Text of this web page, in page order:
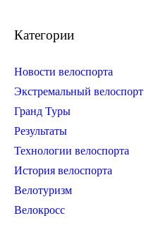
Категории
Новости велоспорта
Экстремальный велоспорт
Гранд Туры
Результаты
Технологии велоспорта
История велоспорта
Велотуризм
Велокросс